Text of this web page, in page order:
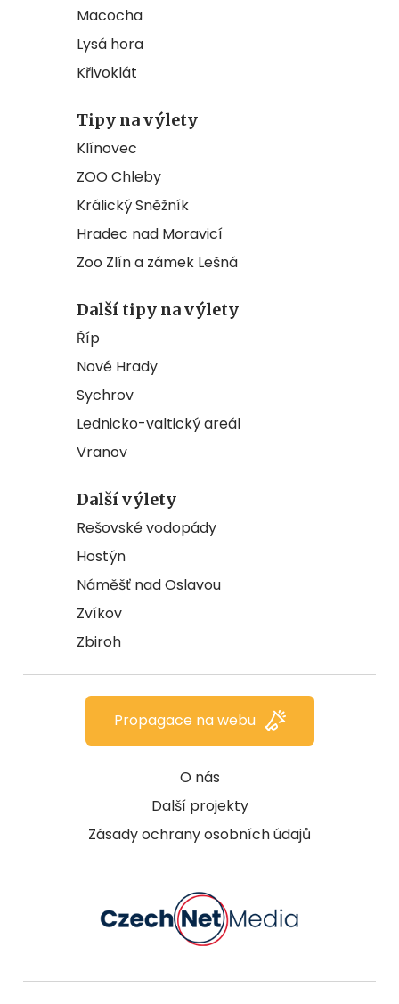
Macocha
Lysá hora
Křivoklát
Tipy na výlety
Klínovec
ZOO Chleby
Králický Sněžník
Hradec nad Moravicí
Zoo Zlín a zámek Lešná
Další tipy na výlety
Říp
Nové Hrady
Sychrov
Lednicko-valtický areál
Vranov
Další výlety
Rešovské vodopády
Hostýn
Náměšť nad Oslavou
Zvíkov
Zbiroh
O nás
Další projekty
Zásady ochrany osobních údajů
Propagace na webu